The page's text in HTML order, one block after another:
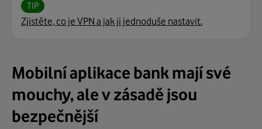
TIP
Zjistěte, co je VPN a jak ji jednoduše nastavit.
Mobilní aplikace bank mají své
mouchy, ale v zásadě jsou
bezpečnější